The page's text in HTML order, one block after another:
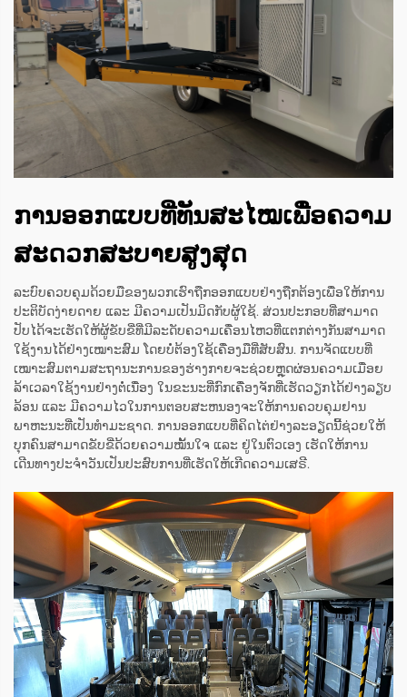
ການອອກແບບທີ່ທັນສະໄໝເພື່ອຄວາມ
ສະດວກສະບາຍສູງສຸດ
ລະບົບຄວບຄຸມດ້ວຍມືຂອງພວກເຮົາຖືກອອກແບບຢ່າງຖືກຕ້ອງເພື່ອໃຫ້ການ
ປະຕິບັດງ່າຍດາຍ ແລະ ມີຄວາມເປັນມິດກັບຜູ້ໃຊ້. ສ່ວນປະກອບທີ່ສາມາດ
ປັບໄດ້ຈະເຮັດໃຫ້ຜູ້ຂັບຂີ່ທີ່ມີລະດັບຄວາມເຄື່ອນໄຫວທີ່ແຕກຕ່າງກັນສາມາດ
ໃຊ້ງານໄດ້ຢ່າງເໝາະສົມ ໂດຍບໍ່ຕ້ອງໃຊ້ເຄື່ອງມືທີ່ສັບສົນ. ການຈັດແບບທີ່
ເໝາະສົມຕາມສະຖານະການຂອງຮ່າງກາຍຈະຊ່ວຍຫຼຸດຜ່ອນຄວາມເມື່ອຍ
ລ້າເວລາໃຊ້ງານຢ່າງຕໍ່ເນື່ອງ ໃນຂະນະທີ່ກົກເຄື່ອງຈັກທີ່ເຮັດວຽກໄດ້ຢ່າງລຽບ
ລ້ອນ ແລະ ມີຄວາມໄວໃນການຕອບສະຫນອງຈະໃຫ້ການຄວບຄຸມຢານ
ພາຫະນະທີ່ເປັນທຳມະຊາດ. ການອອກແບບທີ່ຄິດໄຕ່ຢ່າງລະອຽດນີ້ຊ່ວຍໃຫ້
ບຸກຄົນສາມາດຂັບຂີ່ດ້ວຍຄວາມໝັ້ນໃຈ ແລະ ຢູ່ໃນຕົວເອງ ເຮັດໃຫ້ການ
ເດີນທາງປະຈຳວັນເປັນປະສົບການທີ່ເຮັດໃຫ້ເກີດຄວາມເສຣີ.